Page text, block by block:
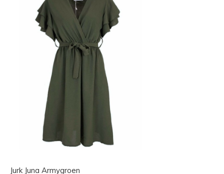
Jurk Juna Armygroen